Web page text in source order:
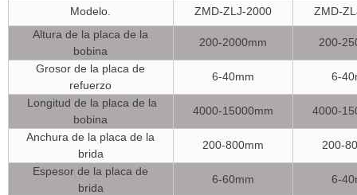
Modelo. ZMD-ZLJ-2000
ZMD-
Altura de la placa de la
bobina
200-2000mm 200-
Grosor de la placa de
refuerzo
6-40mm 6-
Longitud de la placa de la
bobina
4000-15000mm 4000-
Anchura de la placa de la
brida
200-800mm 200-
Espesor de la placa de
brida
6-60mm 6-